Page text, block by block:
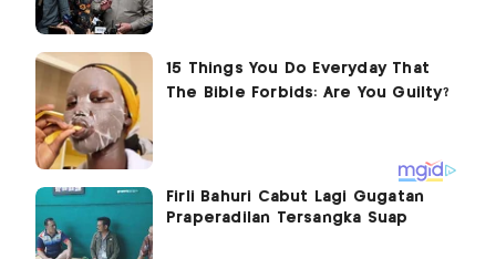
Firli Bahuri Cabut Lagi Gugatan
Praperadilan Tersangka Suap